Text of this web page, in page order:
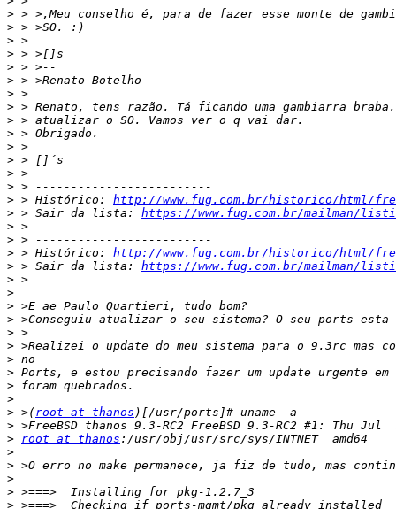
>
>
>
>
>
>
>
>
>
>
>
>
>
>
> > Histórico: http://www.fug.com.br/historico/html/
> > Sair da lista: https://www.fug.com.br/mailman/
>
>
> > Histórico: http://www.fug.com.br/historico/html/
> > Sair da lista: https://www.fug.com.br/mailman/
>
>
>
>
>
>
>
>
>
>
> >(root at thanos
>
> root at thanos
>
>
>
>
>